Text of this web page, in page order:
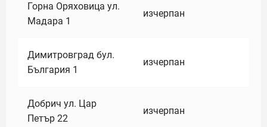
Горна Оряховица ул.
Мадара 1
изчерпан
Димитровград бул.
България 1
изчерпан
Добрич ул. Цар
Петър 22
изчерпан